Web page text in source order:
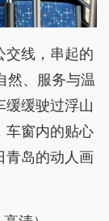
交线，串起的
然、服务与温
缓缓驶过浮山
车窗内的贴心
青岛的动人画